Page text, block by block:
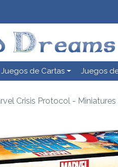
Juegos de Cartas Juegos
Crisis Protocol -